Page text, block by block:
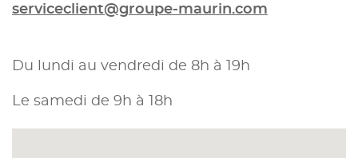
serviceclient@groupe-maurin.com
Du lundi au vendredi de 8h à 19h
Le samedi de 9h à 18h